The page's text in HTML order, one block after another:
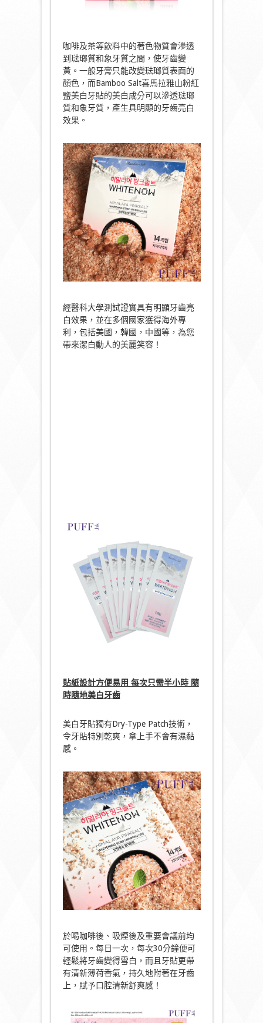
咖啡及茶等飲料中的著色物質會滲透
到琺瑯質和象牙質之間，使牙齒變
黃。一般牙膏只能改變琺瑯質表面的
顏色，而Bamboo Salt喜馬拉雅山粉紅
鹽美白牙貼的美白成分可以滲透琺瑯
質和象牙質，產生具明顯的牙齒亮白
效果。
經醫科大學測試證實具有明顯牙齒亮
白效果，並在多個國家獲得海外專
利，包括美國，韓國，中國等，為您
帶來潔白動人的美麗笑容！
貼紙設計方便易用 每次只需半小時 隨
時隨地美白牙齒
美白牙貼獨有Dry-Type Patch技術，
令牙貼特別乾爽，拿上手不會有濕黏
感。
於喝咖啡後、吸煙後及重要會議前均
可使用。每日一次，每次30分鐘便可
輕鬆將牙齒變得雪白，而且牙貼更帶
有清新薄荷香氣，持久地附著在牙齒
上，賦予口腔清新舒爽感！